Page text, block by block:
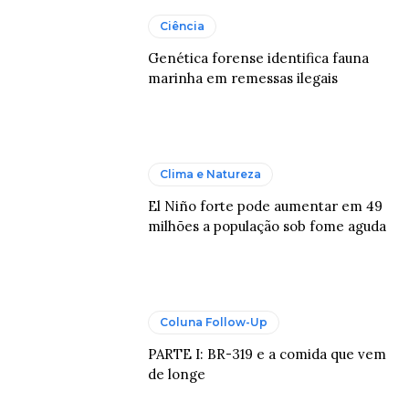
Ciência
Genética forense identifica fauna
marinha em remessas ilegais
Clima e Natureza
El Niño forte pode aumentar em 49
milhões a população sob fome aguda
Coluna Follow-Up
PARTE I: BR-319 e a comida que vem
de longe